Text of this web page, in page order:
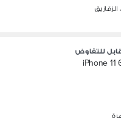
للتفاوض
iPhone